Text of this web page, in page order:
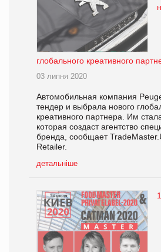
глобального креативного
03 липня 2020
Автомобильная компания
тендер и выбрала нового
креативного партнера. Им
которая создаст агентство
бренда, сообщает
Retailer.
детальніше